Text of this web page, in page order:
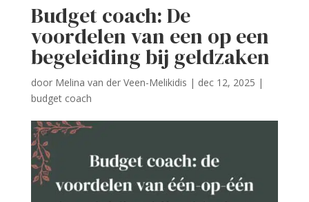
Budget coach: De
voordelen van een op een
begeleiding bij geldzaken
door Melina van der Veen-Melikidis | dec 12, 2025 |
budget coach